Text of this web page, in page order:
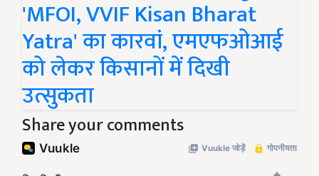
'MFOI, VVIF Kisan Bharat
Yatra' का कारवां, एमएफओआई
को लेकर किसानों में दिखी
उत्सुकता
Share your comments